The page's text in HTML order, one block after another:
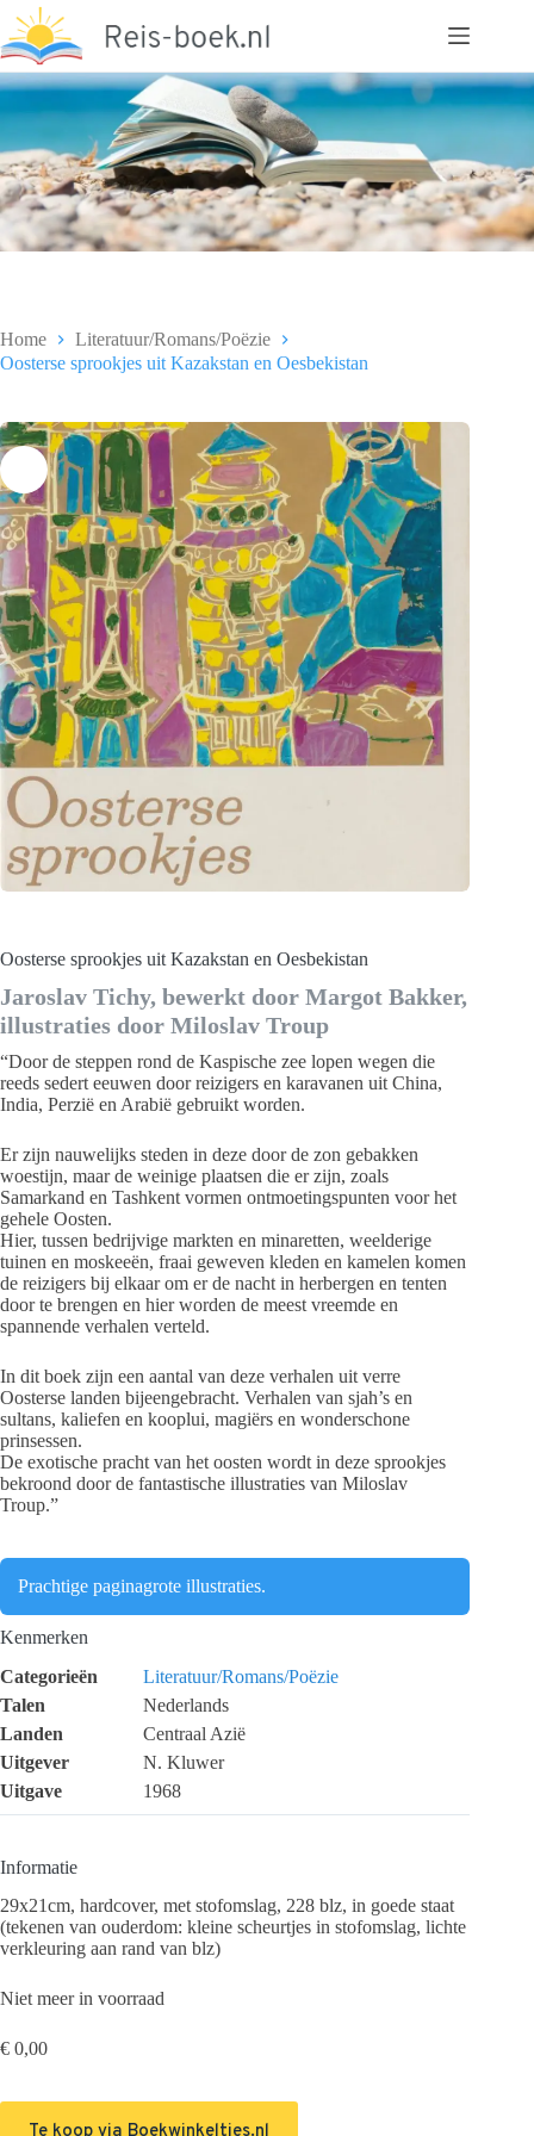
naar
de
inhoud
Home
Literatuur/Romans/Poëzie
Oosterse sprookjes uit Kazakstan en Oesbekistan
Oosterse sprookjes uit Kazakstan en Oesbekistan
Jaroslav Tichy, bewerkt door Margot Bakker,
illustraties door Miloslav Troup
“Door de steppen rond de Kaspische zee lopen wegen die
reeds sedert eeuwen door reizigers en karavanen uit China,
India, Perzië en Arabië gebruikt worden.
Er zijn nauwelijks steden in deze door de zon gebakken
woestijn, maar de weinige plaatsen die er zijn, zoals
Samarkand en Tashkent vormen ontmoetingspunten voor het
gehele Oosten.
Hier, tussen bedrijvige markten en minaretten, weelderige
tuinen en moskeeën, fraai geweven kleden en kamelen komen
de reizigers bij elkaar om er de nacht in herbergen en tenten
door te brengen en hier worden de meest vreemde en
spannende verhalen verteld.
In dit boek zijn een aantal van deze verhalen uit verre
Oosterse landen bijeengebracht. Verhalen van sjah’s en
sultans, kaliefen en kooplui, magiërs en wonderschone
prinsessen.
De exotische pracht van het oosten wordt in deze sprookjes
bekroond door de fantastische illustraties van Miloslav
Troup.”
Prachtige paginagrote illustraties.
Kenmerken
Categorieën
Literatuur/Romans/Poëzie
Talen
Nederlands
Landen
Centraal Azië
Uitgever
N. Kluwer
Uitgave
1968
Informatie
29x21cm, hardcover, met stofomslag, 228 blz, in goede staat
(tekenen van ouderdom: kleine scheurtjes in stofomslag, lichte
verkleuring aan rand van blz)
Niet meer in voorraad
€ 0,00